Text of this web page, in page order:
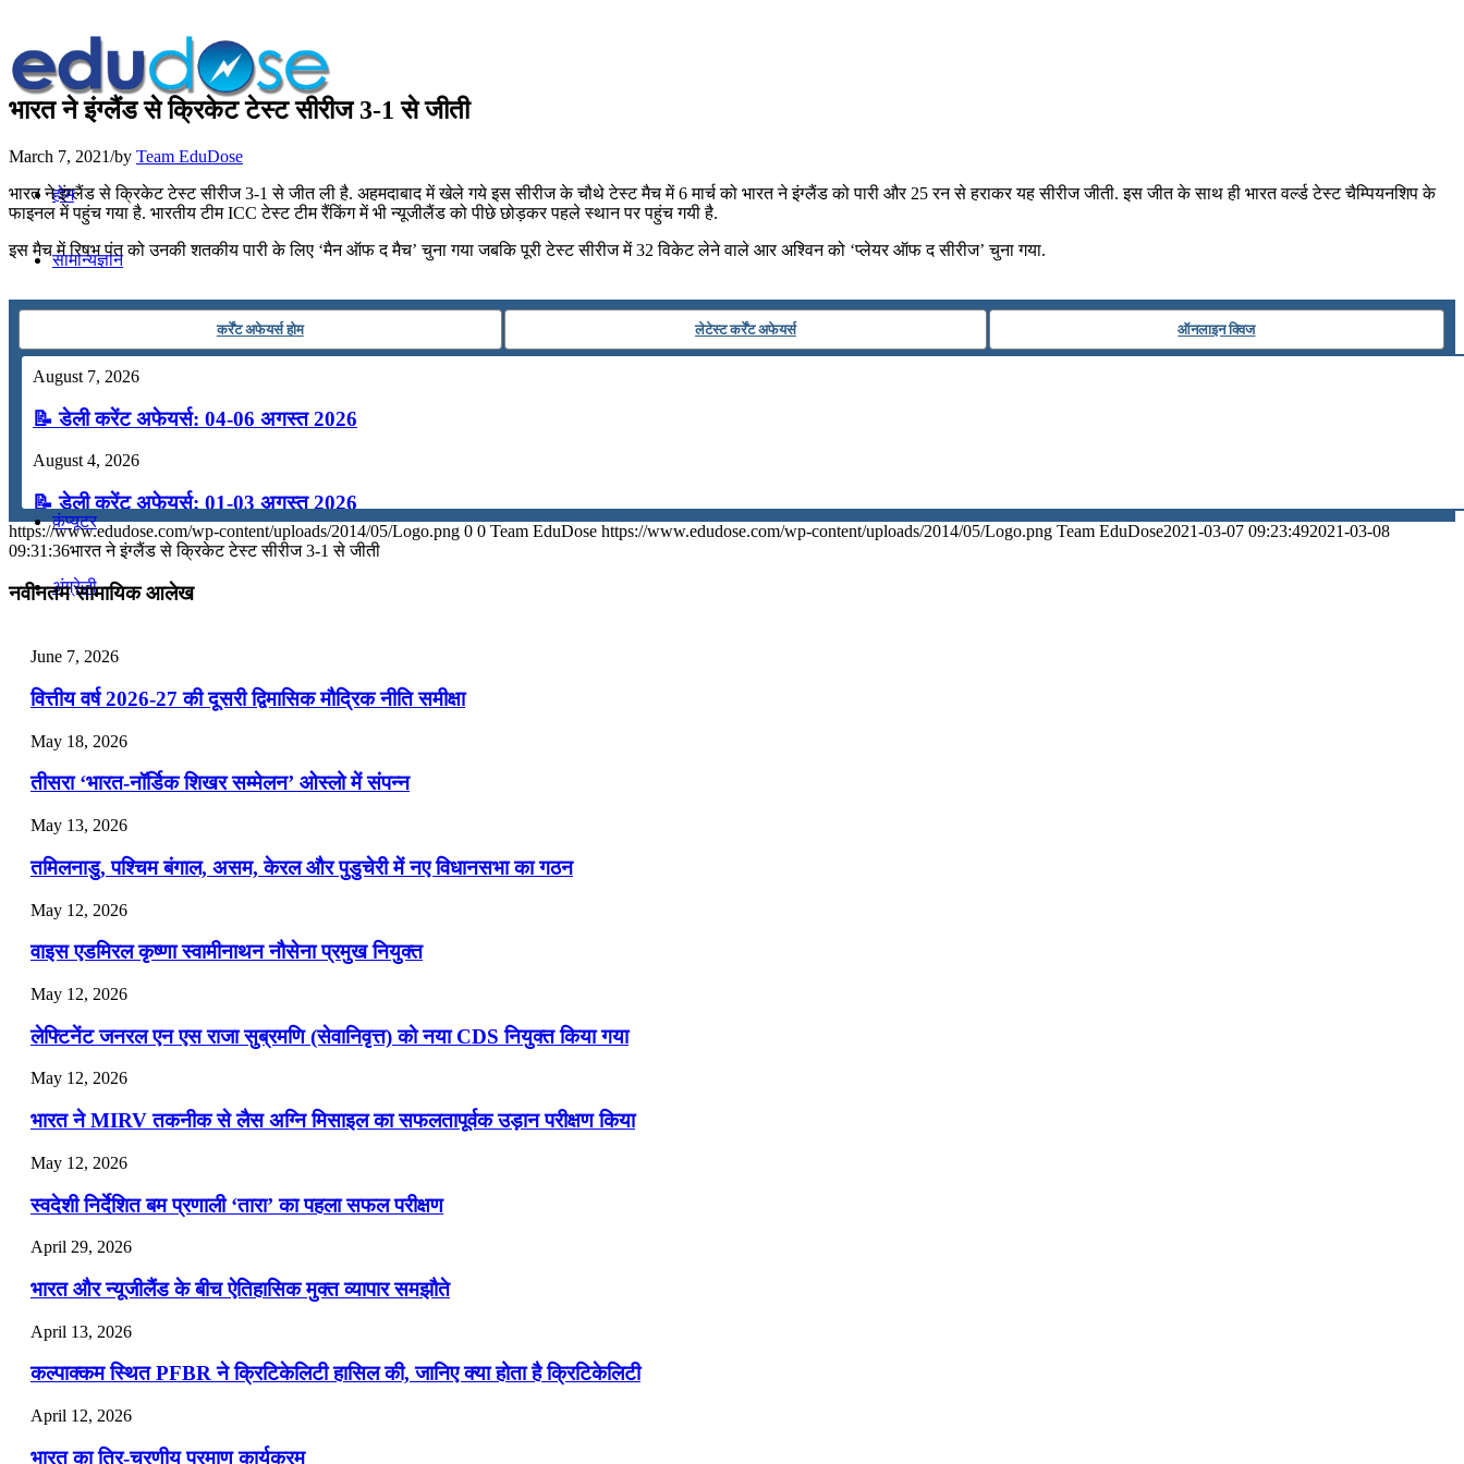
होम
सामान्यज्ञान
गणित
तर्कशक्ति
कंप्यूटर
अंग्रेजी
मॉक टेस्ट
Menu Menu
भारत ने इंग्‍लैंड से क्रिकेट टेस्ट सीरीज 3-1 से जीती
March 7, 2021/by Team EduDose
भारत ने इंग्‍लैंड से क्रिकेट टेस्ट सीरीज 3-1 से जीत ली है. अहमदाबाद में खेले गये इस सीरीज के चौथे टेस्‍ट मैच में 6 मार्च को भारत ने इंग्‍लैंड को पारी और 25 रन से हराकर यह सीरीज जीती. इस जीत के साथ ही भारत वर्ल्ड टेस्‍ट चैम्पियनशिप के
फाइनल में पहुंच गया है. भारतीय टीम ICC टेस्ट टीम रैंकिंग में भी न्यूजीलैंड को पीछे छोड़कर पहले स्‍थान पर पहुंच गयी है.
इस मैच में रिषभ पंत को उनकी शतकीय पारी के लिए ‘मैन ऑफ द मैच’ चुना गया जबकि पूरी टेस्ट सीरीज में 32 विकेट लेने वाले आर अश्विन को ‘प्लेयर ऑफ द सीरीज’ चुना गया.
कर्रेंट अफेयर्स होम लेटेस्ट कर्रेंट अफेयर्स ऑनलाइन क्विज
August 7, 2026
📝 डेली करेंट अफेयर्स: 04-06 अगस्त 2026
August 4, 2026
📝 डेली करेंट अफेयर्स: 01-03 अगस्त 2026
July 31, 2026
📝 डेली करेंट अफेयर्स: 28-31 जुलाई 2026
📝 डेली करेंट अफेयर्स: 25-27 जुलाई 2026
July 25, 2026
📝 डेली करेंट अफेयर्स: 22-24 जुलाई 2026
July 22, 2026
📝 डेली करेंट अफेयर्स: 19-21 जुलाई 2026
July 19, 2026
📝 डेली करेंट अफेयर्स: 16-18 जुलाई 2026
https://www.edudose.com/wp-content/uploads/2014/05/Logo.png 0 0 Team EduDose https://www.edudose.com/wp-content/uploads/2014/05/Logo.png Team EduDose2021-03-07 09:23:492021-03-08
09:31:36भारत ने इंग्‍लैंड से क्रिकेट टेस्ट सीरीज 3-1 से जीती
नवीनतम सामायिक आलेख
June 7, 2026
वित्तीय वर्ष 2026-27 की दूसरी द्विमासिक मौद्रिक नीति समीक्षा
May 18, 2026
तीसरा ‘भारत-नॉर्डिक शिखर सम्मेलन’ ओस्लो में संपन्न
May 13, 2026
तमिलनाडु, पश्चिम बंगाल, असम, केरल और पुडुचेरी में नए विधानसभा का गठन
May 12, 2026
वाइस एडमिरल कृष्णा स्वामीनाथन नौसेना प्रमुख नियुक्त
May 12, 2026
लेफ्टिनेंट जनरल एन एस राजा सुब्रमणि (सेवानिवृत्त) को नया CDS नियुक्त किया गया
May 12, 2026
भारत ने MIRV तकनीक से लैस अग्नि मिसाइल का सफलतापूर्वक उड़ान परीक्षण किया
May 12, 2026
स्वदेशी निर्देशित बम प्रणाली ‘तारा’ का पहला सफल परीक्षण
April 29, 2026
भारत और न्यूजीलैंड के बीच ऐतिहासिक मुक्त व्यापार समझौते
April 13, 2026
कल्पाक्कम स्थित PFBR ने क्रिटिकेलिटी हासिल की, जानिए क्या होता है क्रिटिकेलिटी
April 12, 2026
भारत का त्रि-चरणीय परमाणु कार्यक्रम